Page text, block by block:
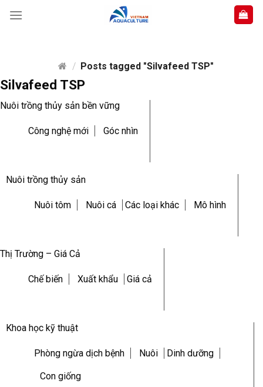
/ Posts tagged "Silvafeed TSP"
Silvafeed TSP
Nuôi trồng thủy sản bền vững
Công nghệ mới Góc nhìn
Nuôi trồng thủy sản
Nuôi tôm Nuôi cá Các loại khác Mô hình
Thị Trường – Giá Cả
Chế biến Xuất khẩu Giá cả
Khoa học kỹ thuật
Phòng ngừa dịch bệnh Nuôi Dinh dưỡng
Con giống